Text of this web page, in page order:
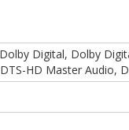
Digital, Dolby
HD Master Audio,